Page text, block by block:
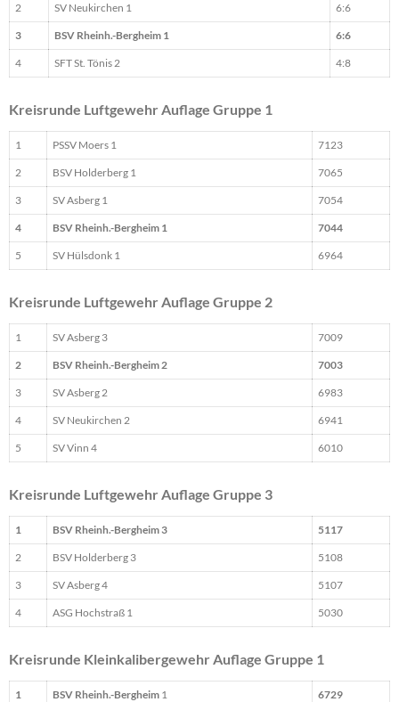
2 SV Neukirchen 1 6:6
3 BSV Rheinh.-Bergheim 1 6:6
4 SFT St. Tönis 2 4:8
Kreisrunde Luftgewehr Auflage Gruppe 1
1 PSSV Moers 1 7123
2 BSV Holderberg 1 7065
3 SV Asberg 1 7054
4 BSV Rheinh.-Bergheim 1 7044
5 SV Hülsdonk 1 6964
Kreisrunde Luftgewehr Auflage Gruppe 2
1 SV Asberg 3 7009
2 BSV Rheinh.-Bergheim 2 7003
3 SV Asberg 2 6983
4 SV Neukirchen 2 6941
5 SV Vinn 4 6010
Kreisrunde Luftgewehr Auflage Gruppe 3
1 BSV Rheinh.-Bergheim 3 5117
2 BSV Holderberg 3 5108
3 SV Asberg 4 5107
4 ASG Hochstraß 1 5030
Kreisrunde Kleinkalibergewehr Auflage Gruppe 1
1 BSV Rheinh.-Bergheim 1 6729